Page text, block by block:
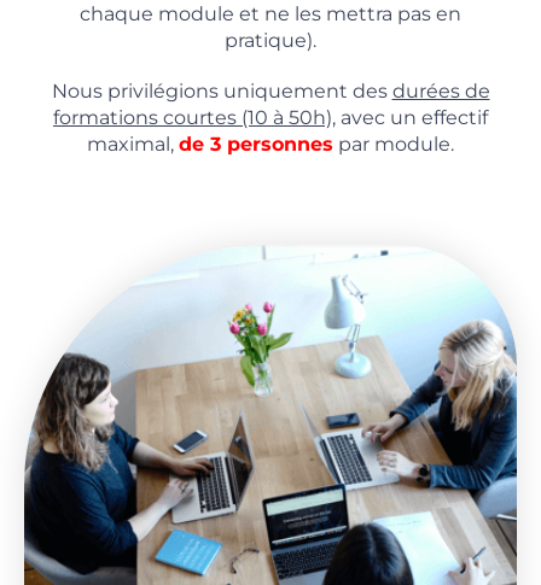
chaque module et ne les mettra pas en
pratique).
Nous privilégions uniquement des durées de
formations courtes (10 à 50h), avec un effectif
maximal, de 3 personnes par module.